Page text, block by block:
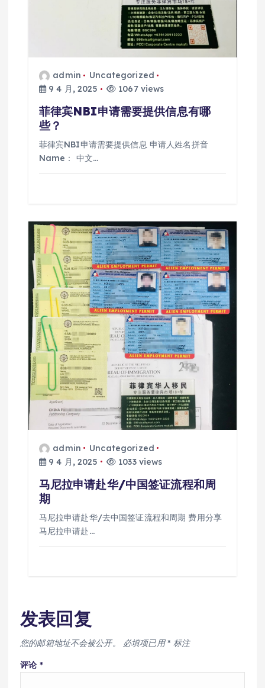
admin
Uncategorized
9 4 月, 2025
1067 views
菲律宾NBI申请需要提供信息有哪
些？
菲律宾NBI申请需要提供信息 申请人姓名拼音
Name： 中文…
admin
Uncategorized
9 4 月, 2025
1033 views
马尼拉申请赴华/中国签证流程和周
期
马尼拉申请赴华/去中国签证流程和周期 费用分享
马尼拉申请赴…
发表回复
您的邮箱地址不会被公开。 必填项已用* 标注
评论 *